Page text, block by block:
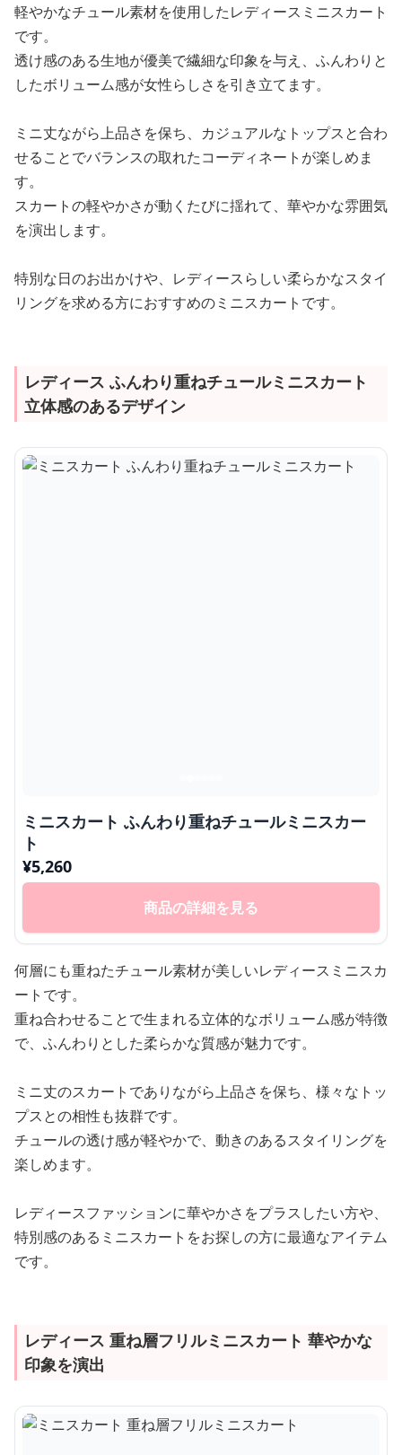
軽やかなチュール素材を使用したレディースミニスカート
です。
透け感のある生地が優美で繊細な印象を与え、ふんわりと
したボリューム感が女性らしさを引き立てます。
ミニ丈ながら上品さを保ち、カジュアルなトップスと合わ
せることでバランスの取れたコーディネートが楽しめま
す。
スカートの軽やかさが動くたびに揺れて、華やかな雰囲気
を演出します。
特別な日のお出かけや、レディースらしい柔らかなスタイ
リングを求める方におすすめのミニスカートです。
レディース ふんわり重ねチュールミニスカート
立体感のあるデザイン
ミニスカート ふんわり重ねチュールミニスカー
ト
¥5,260
商品の詳細を見る
何層にも重ねたチュール素材が美しいレディースミニスカ
ートです。
重ね合わせることで生まれる立体的なボリューム感が特徴
で、ふんわりとした柔らかな質感が魅力です。
ミニ丈のスカートでありながら上品さを保ち、様々なトッ
プスとの相性も抜群です。
チュールの透け感が軽やかで、動きのあるスタイリングを
楽しめます。
レディースファッションに華やかさをプラスしたい方や、
特別感のあるミニスカートをお探しの方に最適なアイテム
です。
レディース 重ね層フリルミニスカート 華やかな
印象を演出